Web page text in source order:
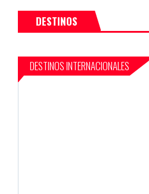
DESTINOS
DESTINOS INTERNACIONALES